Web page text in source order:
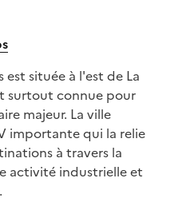
est située à l'est de La
surtout connue pour
majeur. La ville
importante qui la relie
à travers la
activité industrielle et